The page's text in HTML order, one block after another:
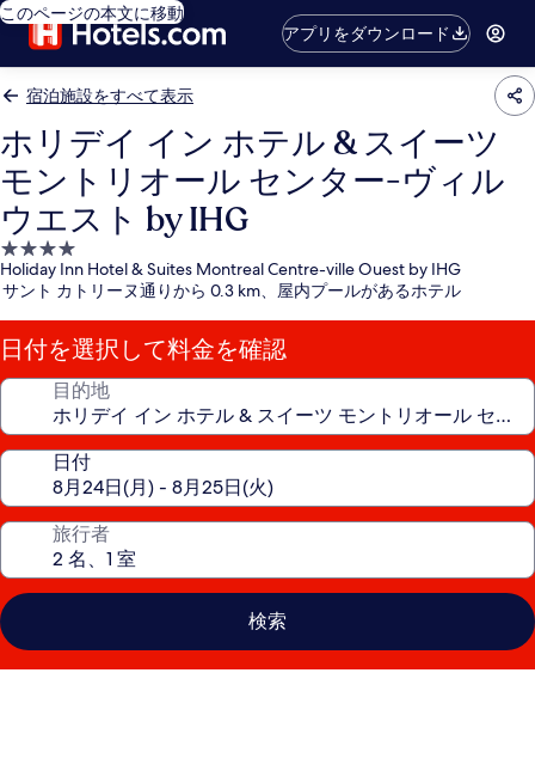
このページの本文に移動
アプリをダウンロード
宿泊施設をすべて表示
ホリデイ イン ホテル & スイーツ
モントリオール センター-ヴィル
ウエスト by IHG
4.0
つ
星
宿
泊
施
Holiday Inn Hotel & Suites Montreal Centre-ville Ouest by IHG
サント カトリーヌ通りから 0.3 km、屋内プールがあるホテル
日付を選択して料金を確認
目的地
日付
旅行者
検索